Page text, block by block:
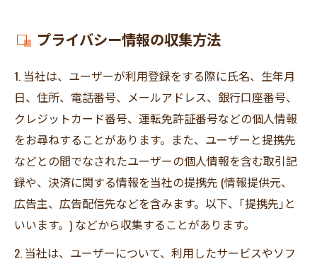
プライバシー情報の収集方法
1. 当社は、ユーザーが利用登録をする際に氏名、生年月
日、住所、電話番号、メールアドレス、銀行口座番号、
クレジットカード番号、運転免許証番号などの個人情報
をお尋ねすることがあります。また、ユーザーと提携先
などとの間でなされたユーザーの個人情報を含む取引記
録や、決済に関する情報を当社の提携先 (情報提供元、
広告主、広告配信先などを含みます。以下、｢提携先｣と
いいます。) などから収集することがあります。
2. 当社は、ユーザーについて、利用したサービスやソフ